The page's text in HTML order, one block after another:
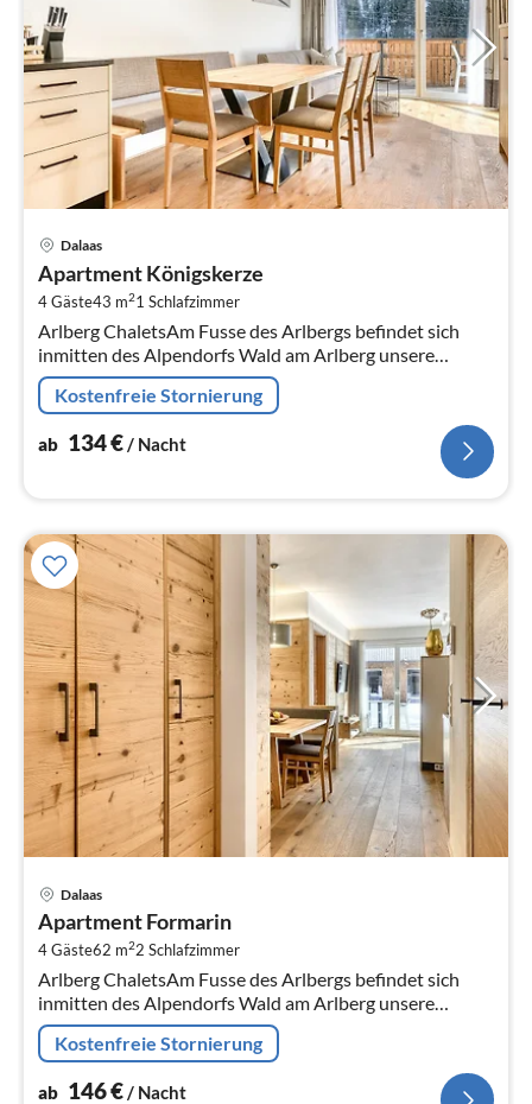
Dalaas
Apartment Königskerze
4 Gäste43 m21 Schlafzimmer
Arlberg ChaletsAm Fusse des Arlbergs befindet sich
inmitten des Alpendorfs Wald am Arlberg unsere
Anlage  die Arlberg Chalets! Bei uns wird Urlaub neu
definiert!
Kostenfreie Stornierung
ab 134€/ Nacht
Dalaas
Apartment Formarin
4 Gäste62 m22 Schlafzimmer
Arlberg ChaletsAm Fusse des Arlbergs befindet sich
inmitten des Alpendorfs Wald am Arlberg unsere
Anlage  die Arlberg Chalets! Bei uns wird Urlaub neu
definiert!
Kostenfreie Stornierung
ab 146€/ Nacht